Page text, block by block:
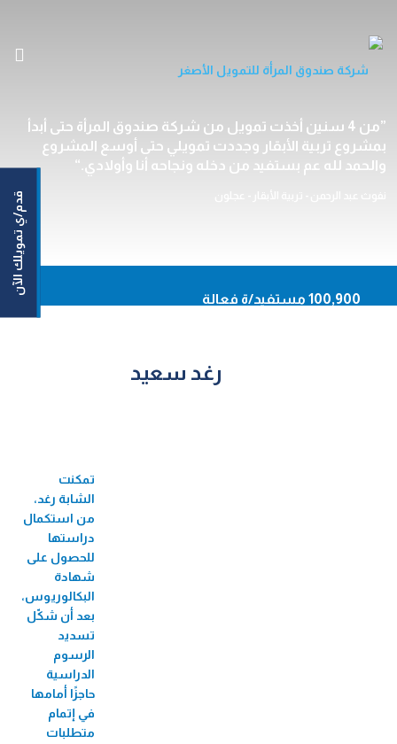
الرئيسية
من نحن
En قدم/ي تمويلك الآن
حاسبة القروض
من 4 سنين أخذت تمويل من شركة صندوق المرأة حتى أبدأ
بمشروع تربية الأبقار وجددت تمويلي حتى أوسع المشروع
والحمد لله عم بستفيد من دخله ونجاحه أنا وأولادي.
100,900 مستفيد/ة فعالة
82 منحة جامعية
3,424 مستفيد/
رغد سعيد
تمكنت
الشابة رغد،
من استكمال
دراستها
للحصول على
شهادة
البكالوريوس،
بعد أن شكّل
تسديد
الرسوم
الدراسية
حاجزًا أمامها
في إتمام
متطلبات